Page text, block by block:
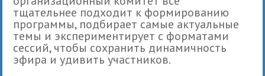
тщательнее подходит к формированию
программы, подбирает самые актуальные
темы и экспериментирует с форматами
сессий, чтобы сохранить динамичность
эфира и удивить участников.